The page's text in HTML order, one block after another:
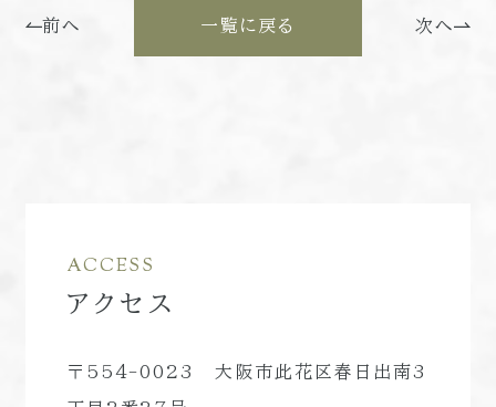
前へ 一覧に戻る 次へ
ACCESS
アクセス
〒554-0023 大阪市此花区春日出南3